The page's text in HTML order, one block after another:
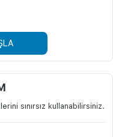
sınırsız kullanabilirsiniz.